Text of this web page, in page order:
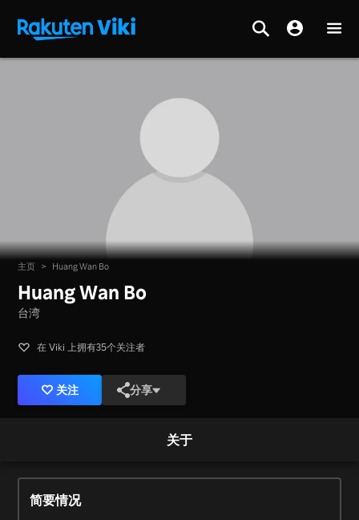
主页 > Huang Wan Bo
Huang Wan Bo
台湾
在 Viki 上拥有35个关注者
关注 分享
关于
简要情况